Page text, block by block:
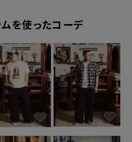
を使ったコーデ